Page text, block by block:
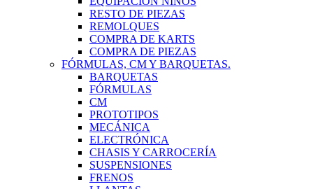
RESTO DE PIEZAS
REMOLQUES
COMPRA DE KARTS
COMPRA DE PIEZAS
FÓRMULAS, CM Y BARQUETAS.
BARQUETAS
FÓRMULAS
CM
PROTOTIPOS
MECÁNICA
ELECTRÓNICA
CHASIS Y CARROCERÍA
SUSPENSIONES
FRENOS